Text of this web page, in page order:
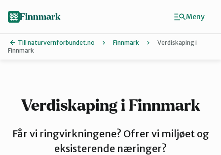
Porsangerfjorden
Finnmark
Till naturvernforbundet.no Finnmark
Verdiskaping i
Finnmark
Verdiskaping i Finnmark
Får vi ringvirkningene? Ofrer vi miljøet og
eksisterende næringer?